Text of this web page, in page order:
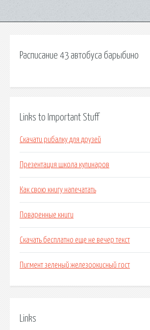
Расписание 43 автобуса барыбино
Links to Important Stuff
Скачати рибалку для друзей
Презентация школа кулинаров
Как свою книгу напечатать
Поваренные книги
Скачать бесплатно еще не вечер текст
Пигмент зеленый железоокисный гост
Links